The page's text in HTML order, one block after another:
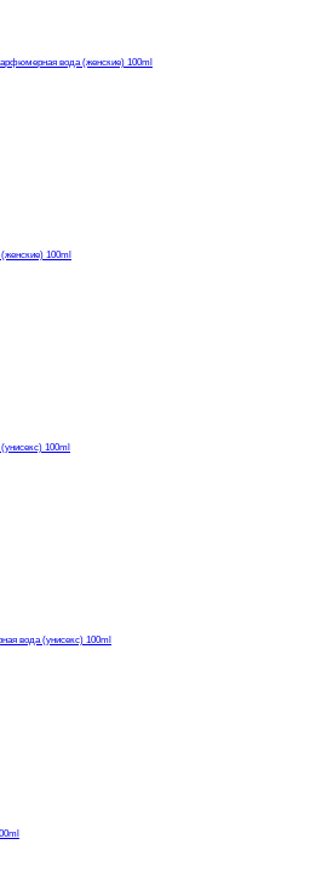
вода (женские) 100ml
100ml
100ml
вода (унисекс) 100ml